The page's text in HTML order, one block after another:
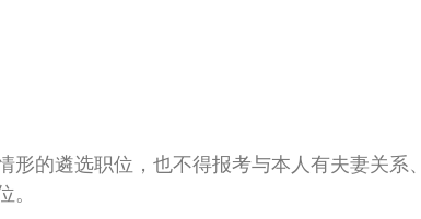
的遴选职位，也不得报考与本人有夫妻关系
。